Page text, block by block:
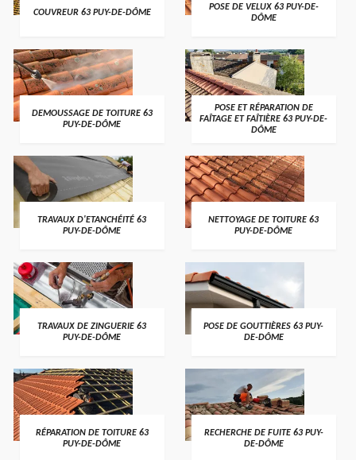
COUVREUR 63 PUY-DE-DÔME
POSE DE VELUX 63 PUY-DE-
DÔME
DEMOUSSAGE DE TOITURE 63
PUY-DE-DÔME
POSE ET RÉPARATION DE
FAÎTAGE ET FAÎTIÈRE 63 PUY-DE-
DÔME
TRAVAUX D'ETANCHÉITÉ 63
PUY-DE-DÔME
NETTOYAGE DE TOITURE 63
PUY-DE-DÔME
TRAVAUX DE ZINGUERIE 63
PUY-DE-DÔME
POSE DE GOUTTIÈRES 63 PUY-
DE-DÔME
RÉPARATION DE TOITURE 63
PUY-DE-DÔME
RECHERCHE DE FUITE 63 PUY-
DE-DÔME